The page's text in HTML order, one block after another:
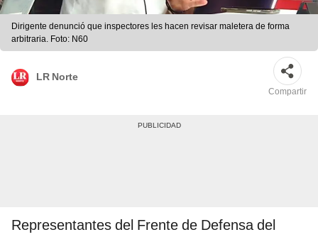
Dirigente denunció que inspectores les hacen revisar maletera de forma
arbitraria. Foto: N60
LR Norte
Compartir
Representantes del Frente de Defensa del